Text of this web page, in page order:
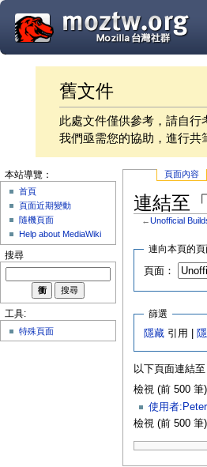
舊文件
此處文件僅供參考，請自
我們亟需您的協助，進行共
頁面內容
連結至
←Unofficial
連向本頁的
頁面：
篩選
隱藏 引用 |
以下頁面連結至
檢視 (前 500 筆
使用者
檢視 (前 500 筆
本站導覽：
首頁
頁面近期變動
隨機頁面
Help about MediaWiki
搜尋
工具:
特殊頁面